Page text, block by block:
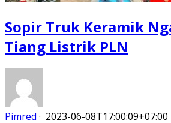
Sopir Truk Keramik
Tiang Listrik PLN
Pimred · 2023-06-08T17:00:09+07:00